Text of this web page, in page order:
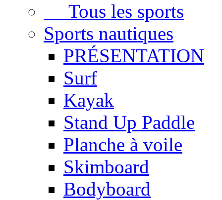
Tous les sports
Sports nautiques
PRÉSENTATION
Surf
Kayak
Stand Up Paddle
Planche à voile
Skimboard
Bodyboard